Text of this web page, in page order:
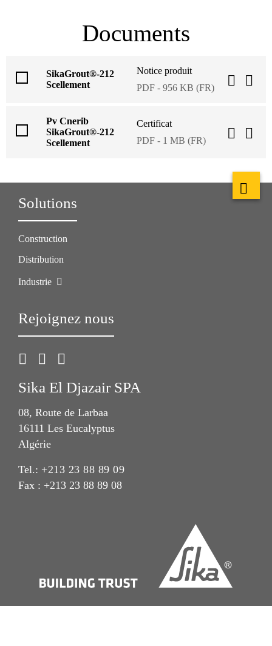
Documents
SikaGrout®-212
Scellement
Notice produit
PDF - 956 KB (FR)
Pv Cnerib
SikaGrout®-212
Scellement
Certificat
PDF - 1 MB (FR)
Solutions
Construction
Distribution
Industrie
Rejoignez nous
Sika El Djazair SPA
08, Route de Larbaa
16111 Les Eucalyptus
Algérie
Tel.: +213 23 88 89 09
Fax : +213 23 88 89 08